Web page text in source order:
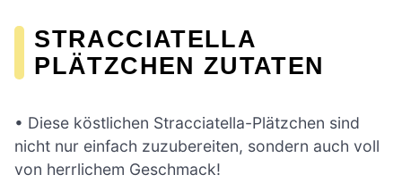
STRACCIATELLA
PLÄTZCHEN ZUTATEN
• Diese köstlichen Stracciatella-Plätzchen sind
nicht nur einfach zuzubereiten, sondern auch voll
von herrlichem Geschmack!